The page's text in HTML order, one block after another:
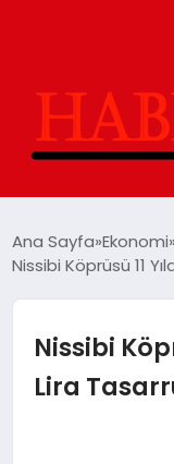
GÜNCEL
Ana Sayfa Ekonomi
Nissibi Köprüsü 11
Nissibi
Lira